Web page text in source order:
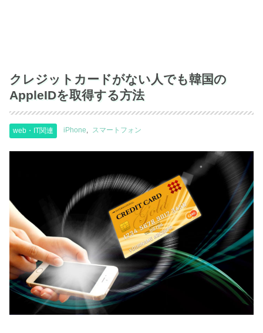
クレジットカードがない人でも韓国の
AppleIDを取得する方法
web・IT関連 iPhone スマートフォン